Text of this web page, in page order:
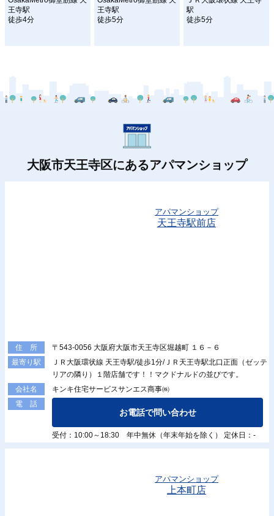
王寺駅
徒歩4分
王寺駅
徒歩5分
駅
徒歩5分
大阪市天王寺区にあるアパマンショップ
アパマンショップ
天王寺駅前店
住 所
〒543-0056 大阪府大阪市天王寺区堀越町 １６－６
最寄り駅
ＪＲ大阪環状線 天王寺駅/徒歩1分/ＪＲ天王寺駅北口正面（ゼッテ
リアの隣り）１階店舗です！！マクドナルドの並びです。
会社名
キンキ住宅サービスサンエス商事㈱
電 話
お電話で問い合わせ
受付：10:00～18:30 年中無休（年末年始を除く） 定休日：-
アパマンショップ
上本町店